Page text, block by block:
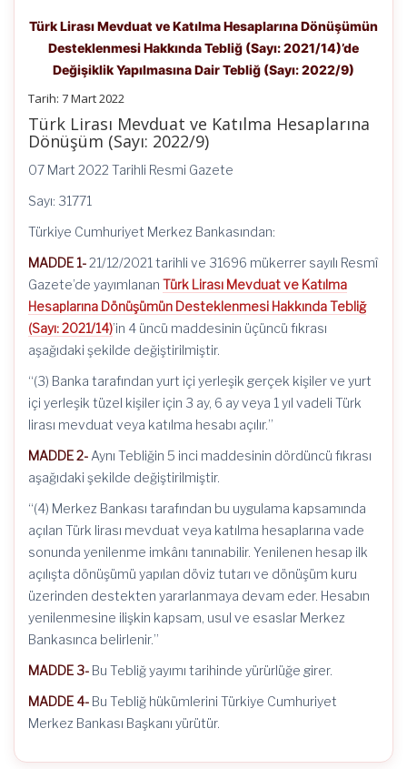
Türk Lirası Mevduat ve Katılma Hesaplarına Dönüşümün
Desteklenmesi Hakkında Tebliğ (Sayı: 2021/14)’de
Değişiklik Yapılmasına Dair Tebliğ (Sayı: 2022/9)
Tarih: 7 Mart 2022
Türk Lirası Mevduat ve Katılma Hesaplarına
Dönüşüm (Sayı: 2022/9)
07 Mart 2022 Tarihli Resmi Gazete
Sayı: 31771
Türkiye Cumhuriyet Merkez Bankasından:
MADDE 1-21/12/2021 tarihli ve 31696 mükerrer sayılı Resmî
Gazete’de yayımlanan Türk Lirası Mevduat ve Katılma
Hesaplarına Dönüşümün Desteklenmesi Hakkında Tebliğ
(Sayı: 2021/14)’in 4 üncü maddesinin üçüncü fıkrası
aşağıdaki şekilde değiştirilmiştir.
“(3) Banka tarafından yurt içi yerleşik gerçek kişiler ve yurt
içi yerleşik tüzel kişiler için 3 ay, 6 ay veya 1 yıl vadeli Türk
lirası mevduat veya katılma hesabı açılır.”
MADDE 2- Aynı Tebliğin 5 inci maddesinin dördüncü fıkrası
aşağıdaki şekilde değiştirilmiştir.
“(4) Merkez Bankası tarafından bu uygulama kapsamında
açılan Türk lirası mevduat veya katılma hesaplarına vade
sonunda yenilenme imkânı tanınabilir. Yenilenen hesap ilk
açılışta dönüşümü yapılan döviz tutarı ve dönüşüm kuru
üzerinden destekten yararlanmaya devam eder. Hesabın
yenilenmesine ilişkin kapsam, usul ve esaslar Merkez
Bankasınca belirlenir.”
MADDE 3- Bu Tebliğ yayımı tarihinde yürürlüğe girer.
MADDE 4- Bu Tebliğ hükümlerini Türkiye Cumhuriyet
Merkez Bankası Başkanı yürütür.